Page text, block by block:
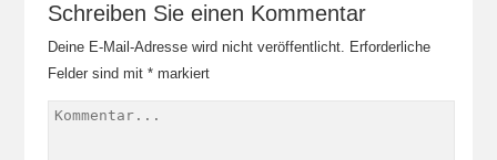
Schreiben Sie einen Kommentar
Deine E-Mail-Adresse wird nicht veröffentlicht. Erforderliche
Felder sind mit *markiert